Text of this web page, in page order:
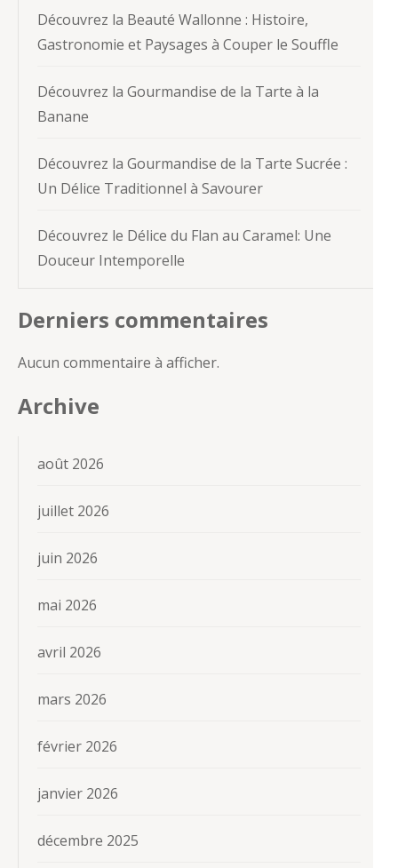
Découvrez la Beauté Wallonne : Histoire,
Gastronomie et Paysages à Couper le Souffle
Découvrez la Gourmandise de la Tarte à la
Banane
Découvrez la Gourmandise de la Tarte Sucrée :
Un Délice Traditionnel à Savourer
Découvrez le Délice du Flan au Caramel: Une
Douceur Intemporelle
Derniers commentaires
Aucun commentaire à afficher.
Archive
août 2026
juillet 2026
juin 2026
mai 2026
avril 2026
mars 2026
février 2026
janvier 2026
décembre 2025